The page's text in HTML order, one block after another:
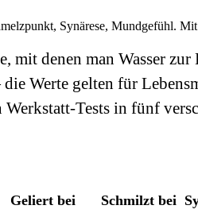
Synärese, Mundgefühl.
denen man Wasser
Werte gelten für
Tests in fünf
Geliert bei Schmilzt bei